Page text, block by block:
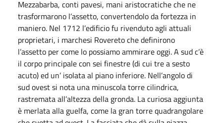
Mezzabarba, conti pavesi, mani aristocratiche che ne
trasformarono l’assetto, convertendolo da fortezza in
maniero. Nel 1712 l’edificio fu rivenduto agli attuali
proprietari, i marchesi Rovereto che definirono
l’assetto per come lo possiamo ammirare oggi. A sud c’è
il corpo principale con sei finestre (di cui tre a sesto
acuto) ed un’ isolata al piano inferiore. Nell’angolo di
sud ovest si nota una minuscola torre cilindrica,
rastremata all’altezza della gronda. La curiosa aggiunta
è merlata alla guelfa, come la gran torre quadrangolare